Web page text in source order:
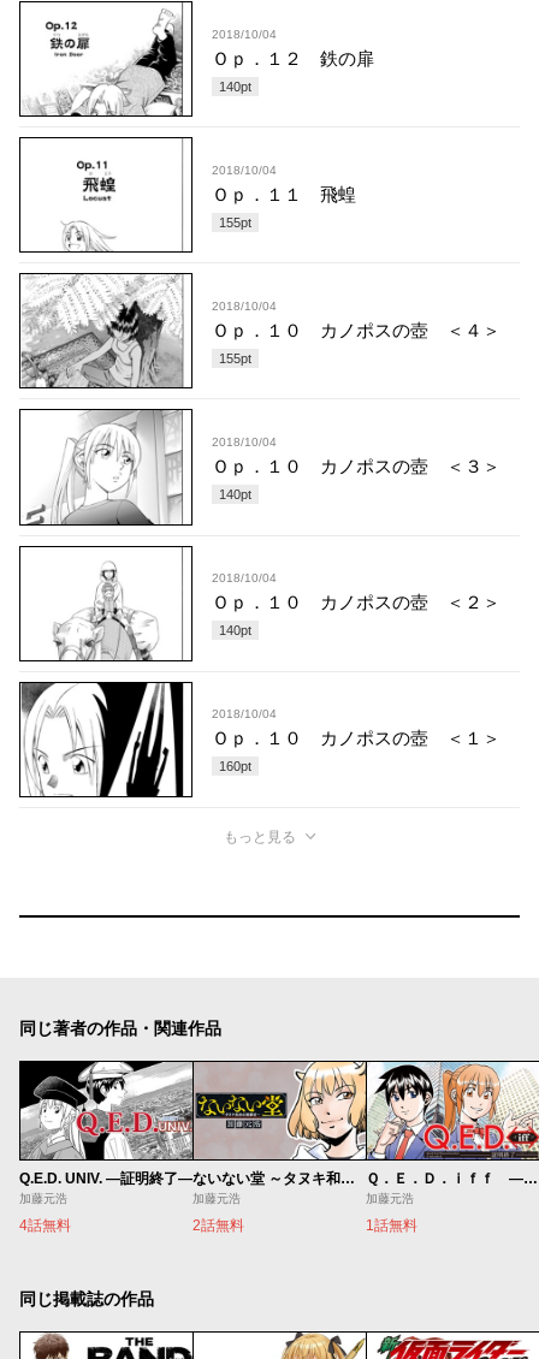
2018/10/04
Ｏｐ．１２ 鉄の扉
140pt
2018/10/04
Ｏｐ．１１ 飛蝗
155pt
2018/10/04
Ｏｐ．１０ カノポスの壺 ＜４＞
155pt
2018/10/04
Ｏｐ．１０ カノポスの壺 ＜３＞
140pt
2018/10/04
Ｏｐ．１０ カノポスの壺 ＜２＞
140pt
2018/10/04
Ｏｐ．１０ カノポスの壺 ＜１＞
160pt
もっと見る
同じ著者の作品・関連作品
Q.E.D. UNIV. ―証明終了―
加藤元浩
4話無料
ないない堂 ～タヌキ和尚の禍事帖～
加藤元浩
2話無料
Ｑ．Ｅ．Ｄ．ｉｆｆ ―証明終了―
加藤元浩
1話無料
同じ掲載誌の作品